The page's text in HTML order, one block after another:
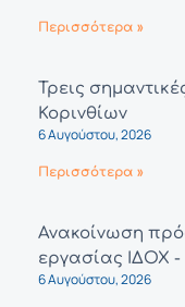
Περισσότερα »
Τρεις
Κορινθίων
6 Αυγούστου, 2026
Περισσότερα »
Ανακοίνωση
εργασίας ΙΔΟΧ
6 Αυγούστου, 2026